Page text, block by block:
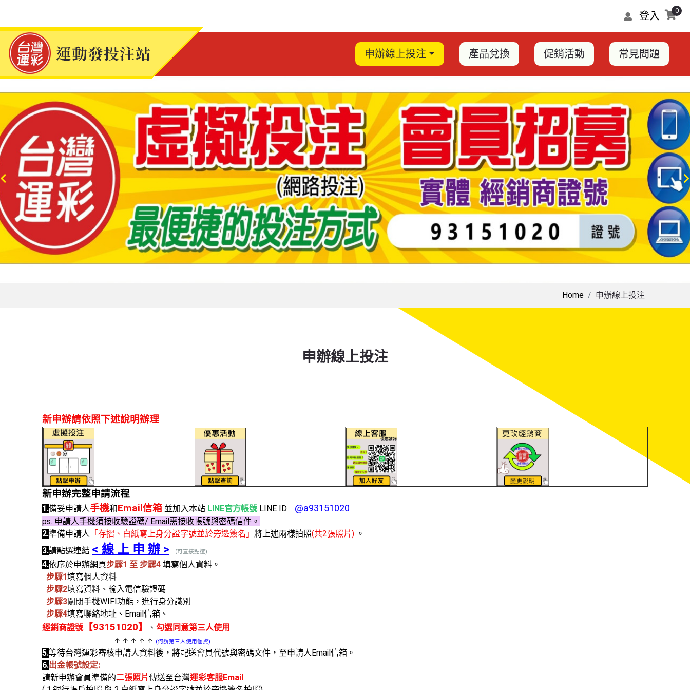
登入 0
申辦線上投注 產品兌換 促銷活動 常見問題
Home 申辦線上投注
申辦線上投注
新申辦請依照下述說明辦理
新申辦完整申請流程
1.備妥申請人手機和Email信箱 並加入本站 LINE官方帳號 LINE ID : @a93151020
ps. 申請人手機須接收驗證碼/ Email需接收帳號與密碼信件。
2.準備申請人 「存摺、白紙寫上身分證字號並於旁邊簽名」 將上述兩樣拍照(共2張照片) 。
3.請點選連結 < 線 上 申 辦 > (可直接點選)
4.依序於申辦網頁步驟1 至 步驟4 填寫個人資料。
步驟1填寫個人資料
步驟2填寫資料、輸入電信驗證碼
步驟3關閉手機WIFI功能，進行身分識別
步驟4填寫聯絡地址、Email信箱、
經銷商證號【93151020】 、 勾選同意第三人使用
↑ ↑ ↑ ↑ ↑ (何謂第三人使用個資)
5.等待台灣運彩審核申請人資料後，將配送會員代號與密碼文件，至申請人Email信箱。
6.出金帳號設定:
請新申辦會員準備的二張照片傳送至台灣運彩客服Email